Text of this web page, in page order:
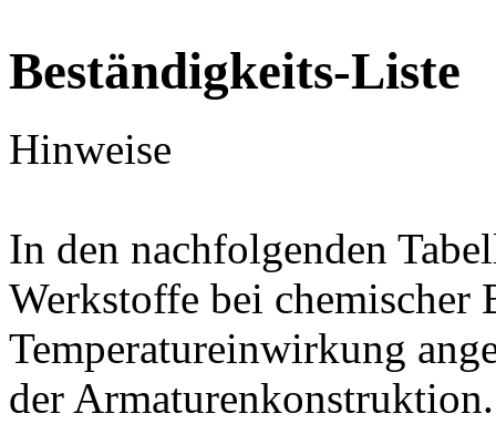
Beständigkeits-Liste
Hinweise
In den nachfolgenden
Werkstoffe bei chemischer
Temperatureinwirkung
der Armaturenkonstruktion.